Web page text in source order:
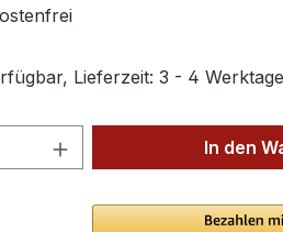
Lieferzeit: 3 - 4 Werktage
Anzahl: Gib denIn den